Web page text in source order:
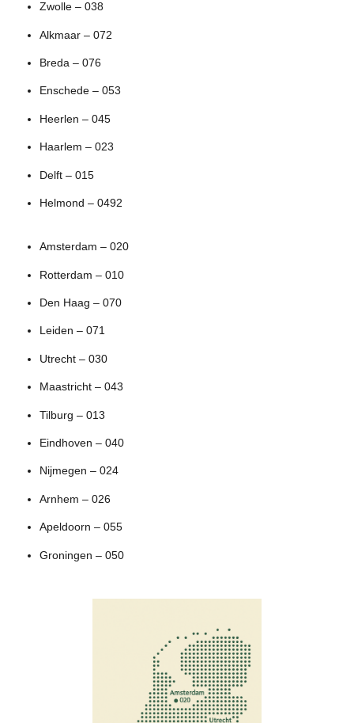
Zwolle – 038
Alkmaar – 072
Breda – 076
Enschede – 053
Heerlen – 045
Haarlem – 023
Delft – 015
Helmond – 0492
Amsterdam – 020
Rotterdam – 010
Den Haag – 070
Leiden – 071
Utrecht – 030
Maastricht – 043
Tilburg – 013
Eindhoven – 040
Nijmegen – 024
Arnhem – 026
Apeldoorn – 055
Groningen – 050